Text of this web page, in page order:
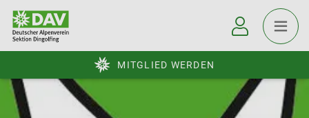
MITGLIED WERDEN